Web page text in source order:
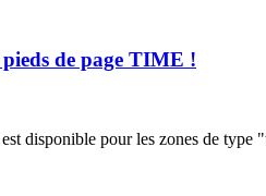
de page TIME !
disponible pour les zones de type